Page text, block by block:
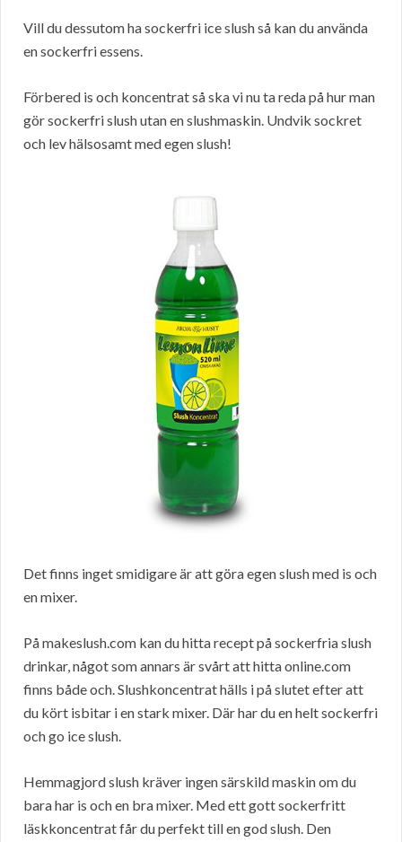
Vill du dessutom ha sockerfri ice slush så kan du använda
en sockerfri essens.
Förbered is och koncentrat så ska vi nu ta reda på hur man
gör sockerfri slush utan en slushmaskin. Undvik sockret
och lev hälsosamt med egen slush!
Det finns inget smidigare är att göra egen slush med is och
en mixer.
På makeslush.com kan du hitta recept på sockerfria slush
drinkar, något som annars är svårt att hitta online.com
finns både och. Slushkoncentrat hälls i på slutet efter att
du kört isbitar i en stark mixer. Där har du en helt sockerfri
och go ice slush.
Hemmagjord slush kräver ingen särskild maskin om du
bara har is och en bra mixer. Med ett gott sockerfritt
läskkoncentrat får du perfekt till en god slush. Den